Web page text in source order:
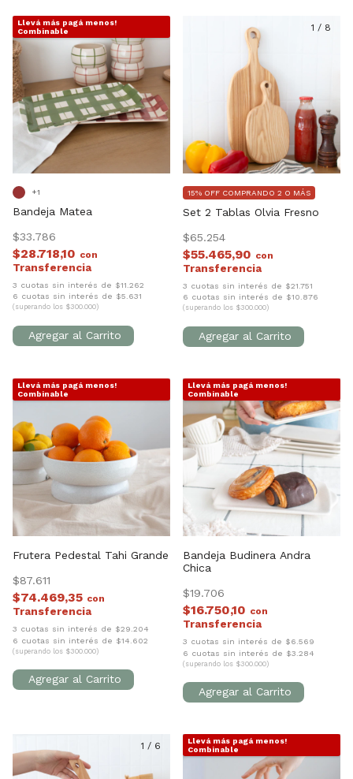
Llevá más pagá menos!
Combinable
Bandeja Matea
$33.786
$28.718,10 con
3 cuotas sin interés de $11.262
6 cuotas sin interés de $5.631
(superando los $300.000)
+1
1 / 8
Set 2 Tablas Olvia Fresno
$65.254
15% OFF COMPRANDO 2 O MÁS
$55.465,90 con
3 cuotas sin interés de $21.751
6 cuotas sin interés de $10.876
(superando los $300.000)
Llevá más pagá menos!
Combinable
Frutera Pedestal Tahi Grande
$87.611
$74.469,35 con
3 cuotas sin interés de $29.204
6 cuotas sin interés de $14.602
(superando los $300.000)
Llevá más pagá menos!
Combinable
Bandeja Budinera Andra
Chica
$19.706
$16.750,10 con
3 cuotas sin interés de $6.569
6 cuotas sin interés de $3.284
(superando los $300.000)
1 / 6
Llevá más pagá menos!
Combinable